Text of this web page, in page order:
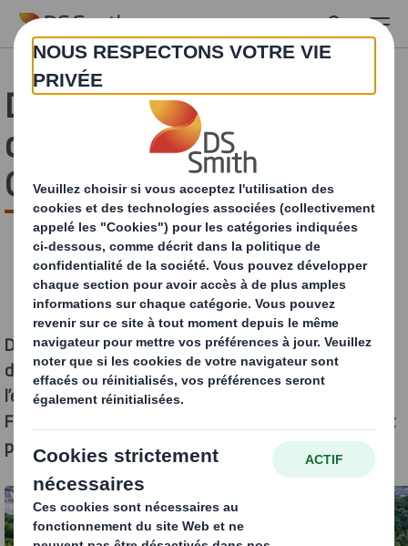
Skip to main content
DS Smith est partenaire
de la Fondation
GoodPlanet
Dans le cadre de sa stratégie de développement
durable et de ses engagements en faveur de
l’environnement et de l’éducation, DS Smith Packaging
France, devient partenaire de la
Fondation GoodPlanet
pour une durée de trois ans.